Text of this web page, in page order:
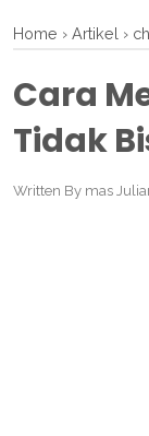
Home › Artikel ›
Cara
Tidak
Written By mas